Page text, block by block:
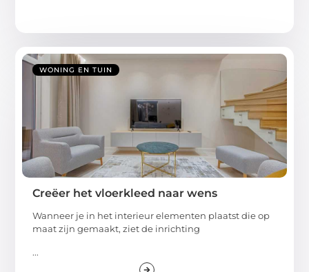
WONING EN TUIN
Creëer het vloerkleed naar wens
Wanneer je in het interieur elementen plaatst die op
maat zijn gemaakt, ziet de inrichting
...